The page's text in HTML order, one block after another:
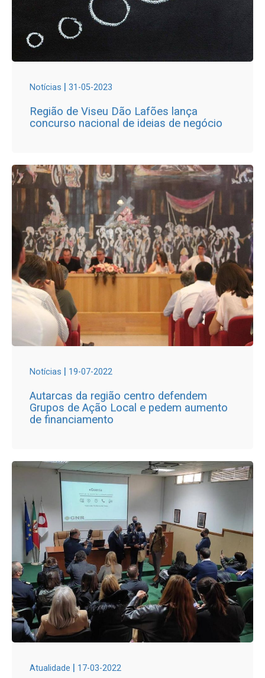
Notícias | 31-05-2023
Região de Viseu Dão Lafões lança
concurso nacional de ideias de negócio
Notícias | 19-07-2022
Autarcas da região centro defendem
Grupos de Ação Local e pedem aumento
de financiamento
Atualidade | 17-03-2022